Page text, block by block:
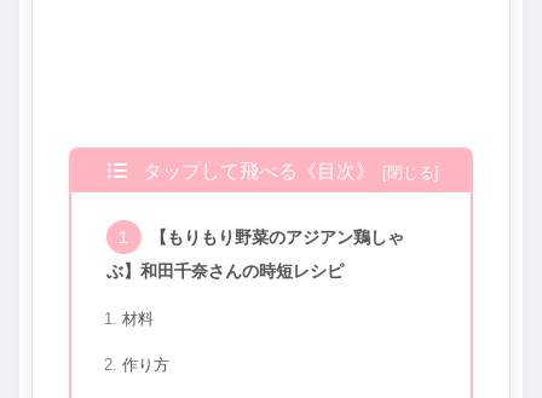
タップして飛べる《目次》
【もりもり野菜のアジアン鶏しゃ
ぶ】和田千奈さんの時短レシピ
材料
作り方